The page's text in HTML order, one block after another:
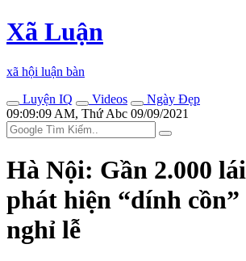
Xã Luận
xã hội luận bàn
Luyện IQ
Videos
Ngày Đẹp
09:09:09 AM, Thứ Abc 09/09/2021
Hà Nội: Gần 2.000
phát hiện “dính
nghỉ lễ